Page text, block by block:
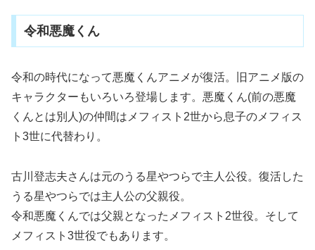
令和悪魔くん
令和の時代になって悪魔くんアニメが復活。旧アニメ版の
キャラクターもいろいろ登場します。悪魔くん(前の悪魔
くんとは別人)の仲間はメフィスト2世から息子のメフィス
ト3世に代替わり。
古川登志夫さんは元のうる星やつらで主人公役。復活した
うる星やつらでは主人公の父親役。
令和悪魔くんでは父親となったメフィスト2世役。そして
メフィスト3世役でもあります。